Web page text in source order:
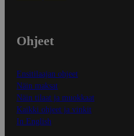
Ohjeet
Ensitilaajan ohjeet
Näin maksat
Näin tilaat ja muokkaat
Kaikki ohjeet ja vinkit
In English